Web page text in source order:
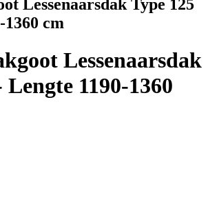
Lessenaarsdak Type 125
1360 cm
Lessenaarsdak
Lengte 1190-1360